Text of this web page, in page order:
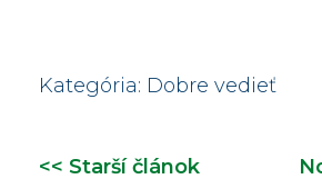
Kategória: Dobre vedieť
<< Starší článok